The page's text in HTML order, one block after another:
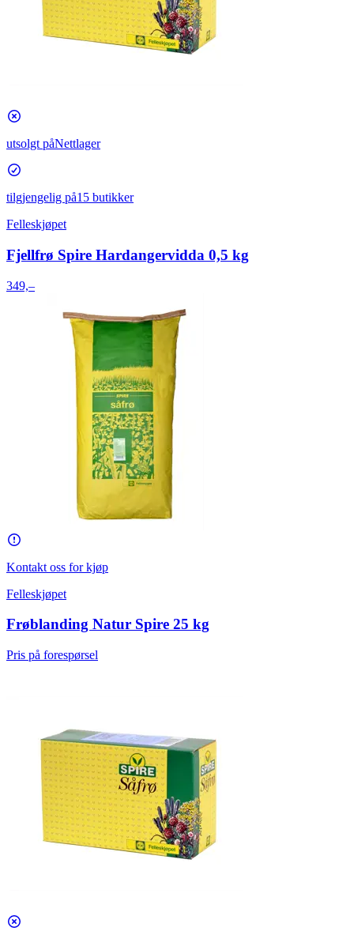
utsolgt påNettlager
tilgjengelig på15 butikker
Felleskjøpet
Fjellfrø Spire Hardangervidda 0,5 kg
349,–
Kontakt oss for kjøp
Felleskjøpet
Frøblanding Natur Spire 25 kg
Pris på forespørsel